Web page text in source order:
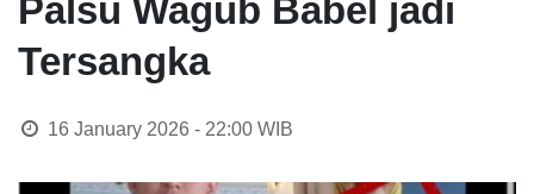
Palsu Wagub Babel jadi
Tersangka
16 January 2026 - 22:00WIB